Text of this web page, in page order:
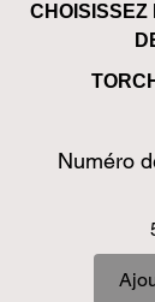
CHOISISSEZ
Numéro